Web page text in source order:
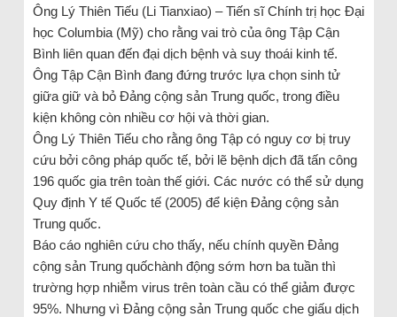
Ông Lý Thiên Tiếu (Li Tianxiao) – Tiến sĩ Chính trị học Đại
học Columbia (Mỹ) cho rằng vai trò của ông Tập Cận
Bình liên quan đến đại dịch bệnh và suy thoái kinh tế.
Ông Tập Cận Bình đang đứng trước lựa chọn sinh tử
giữa giữ và bỏ Đảng cộng sản Trung quốc, trong điều
kiện không còn nhiều cơ hội và thời gian.
Ông Lý Thiên Tiếu cho rằng ông Tập có nguy cơ bị truy
cứu bởi công pháp quốc tế, bởi lẽ bệnh dịch đã tấn công
196 quốc gia trên toàn thế giới. Các nước có thể sử dụng
Quy định Y tế Quốc tế (2005) để kiện Đảng cộng sản
Trung quốc.
Báo cáo nghiên cứu cho thấy, nếu chính quyền Đảng
cộng sản Trung quốchành động sớm hơn ba tuần thì
trường hợp nhiễm virus trên toàn cầu có thể giảm được
95%. Nhưng vì Đảng cộng sản Trung quốc che giấu dịch